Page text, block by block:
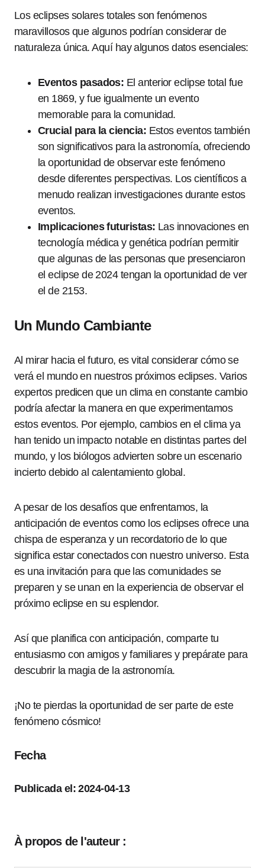
Los eclipses solares totales son fenómenos
maravillosos que algunos podrían considerar de
naturaleza única. Aquí hay algunos datos esenciales:
Eventos pasados: El anterior eclipse total fue
en 1869, y fue igualmente un evento
memorable para la comunidad.
Crucial para la ciencia: Estos eventos también
son significativos para la astronomía, ofreciendo
la oportunidad de observar este fenómeno
desde diferentes perspectivas. Los científicos a
menudo realizan investigaciones durante estos
eventos.
Implicaciones futuristas: Las innovaciones en
tecnología médica y genética podrían permitir
que algunas de las personas que presenciaron
el eclipse de 2024 tengan la oportunidad de ver
el de 2153.
Un Mundo Cambiante
Al mirar hacia el futuro, es vital considerar cómo se
verá el mundo en nuestros próximos eclipses. Varios
expertos predicen que un clima en constante cambio
podría afectar la manera en que experimentamos
estos eventos. Por ejemplo, cambios en el clima ya
han tenido un impacto notable en distintas partes del
mundo, y los biólogos advierten sobre un escenario
incierto debido al calentamiento global.
A pesar de los desafíos que enfrentamos, la
anticipación de eventos como los eclipses ofrece una
chispa de esperanza y un recordatorio de lo que
significa estar conectados con nuestro universo. Esta
es una invitación para que las comunidades se
preparen y se unan en la experiencia de observar el
próximo eclipse en su esplendor.
Así que planifica con anticipación, comparte tu
entusiasmo con amigos y familiares y prepárate para
descubrir la magia de la astronomía.
¡No te pierdas la oportunidad de ser parte de este
fenómeno cósmico!
Fecha
Publicada el: 2024-04-13
À propos de l'auteur :